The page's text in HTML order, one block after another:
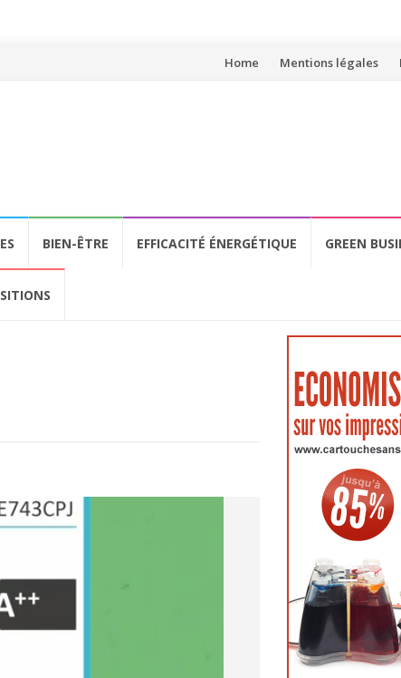
Aller
Home Mentions légales
BIEN-ÊTRE EFFICACITÉ ÉNERGÉTIQUE GREEN